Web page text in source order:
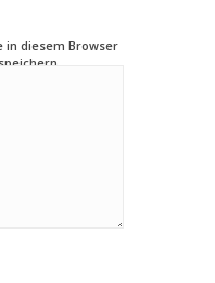
in diesem Browser